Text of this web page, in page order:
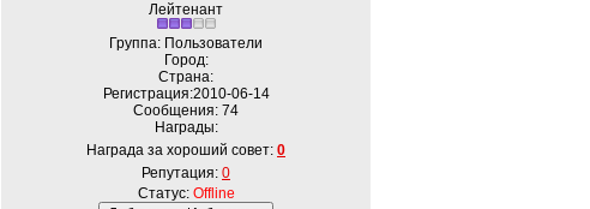
Лейтенант
Группа: Пользователи
Город:
Страна:
Регистрация:2010-06-14
Сообщения: 74
Награды:
Награда за хороший совет: 0
Репутация: 0
Статус: Offline